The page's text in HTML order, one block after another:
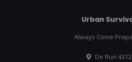
Urban
Always Come
De Run 4312